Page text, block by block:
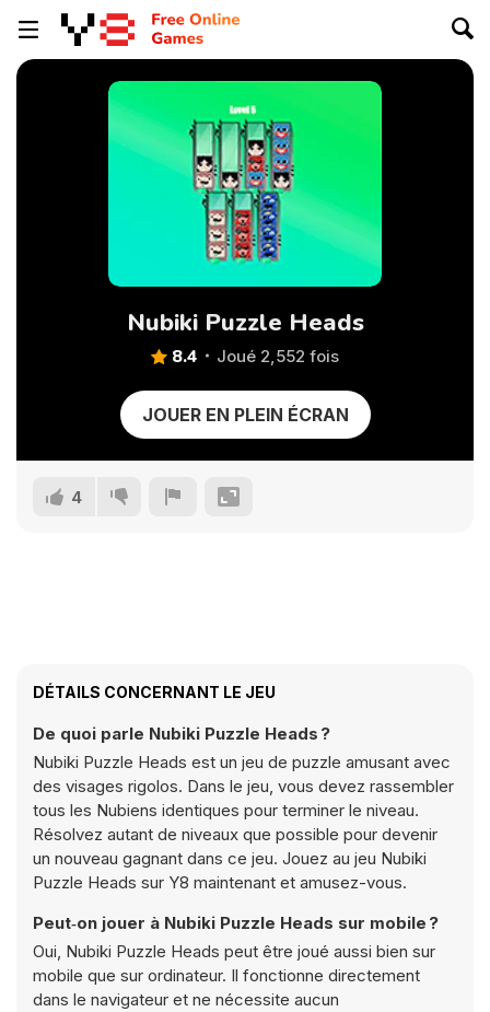
Nubiki Puzzle Heads
8.4 Joué 2,552 fois
JOUER EN PLEIN ÉCRAN
4
DÉTAILS CONCERNANT LE JEU
De quoi parle Nubiki Puzzle Heads ?
Nubiki Puzzle Heads est un jeu de puzzle amusant avec
des visages rigolos. Dans le jeu, vous devez rassembler
tous les Nubiens identiques pour terminer le niveau.
Résolvez autant de niveaux que possible pour devenir
un nouveau gagnant dans ce jeu. Jouez au jeu Nubiki
Puzzle Heads sur Y8 maintenant et amusez-vous.
Peut‑on jouer à Nubiki Puzzle Heads sur mobile ?
Oui, Nubiki Puzzle Heads peut être joué aussi bien sur
mobile que sur ordinateur. Il fonctionne directement
dans le navigateur et ne nécessite aucun